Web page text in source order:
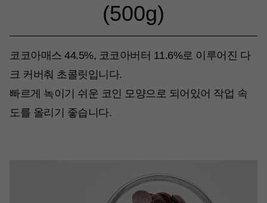
(500g)
코코아매스 44.5%, 코코아버터 11.6%로 이루어진 다
크 커버춰 초콜릿입니다.
빠르게 녹이기 쉬운 코인 모양으로 되어있어 작업 속
도를 올리기 좋습니다.